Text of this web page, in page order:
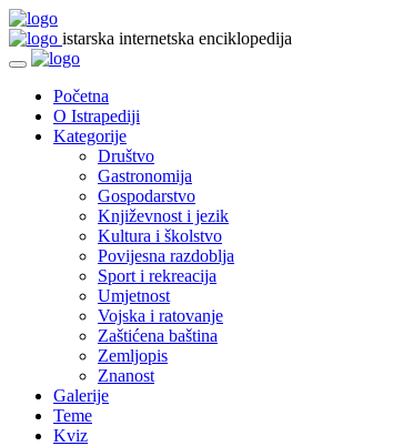
istarska internetska enciklopedija
Početna
O Istrapediji
Kategorije
Društvo
Gastronomija
Gospodarstvo
Književnost i jezik
Kultura i školstvo
Povijesna razdoblja
Sport i rekreacija
Umjetnost
Vojska i ratovanje
Zaštićena baština
Zemljopis
Znanost
Galerije
Teme
Kviz